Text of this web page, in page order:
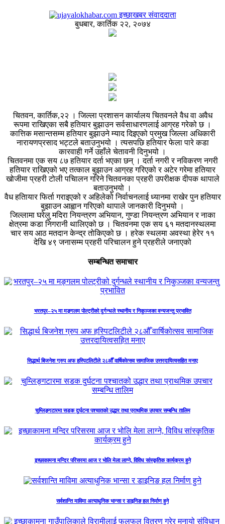
इच्छाखबर संवाददाता
बुधबार, कार्तिक २२, २०७४
चितवन, कार्तिक,२२ । जिल्ला प्रशासन कार्यालय चितवनले वैध वा अवैध
रूपमा राखिएका सबै हतियार बुझाउन सर्वसाधारणलाई आग्रह गरेको छ ।
कात्तिक मसान्तसम्म हतियार बुझाउने म्याद दिइएको प्रमुख जिल्ला अधिकारी
नारायणप्रसाद भट्टले बताउनुभयो । त्यसपछि हतियार फेला पारे कडा
कारवाही गर्ने उहाँले चेतावनी दिनुभयो ।
चितवनमा एक सय ८७ हतियार दर्ता भएका छन् । दर्ता नगरी र नविकरण नगरी
हतियार राखिएको भए तत्काल बुझाउन आग्रह गरिएको र अटेर गरेमा हतियार
खोजीमा प्रहरी टोली पचिालन गरिने चितवनका प्रहरी उपरीक्षक दीपक थापाले
बताउनुभयो ।
वैध हतिायार फिर्ता गराइएको र अहिलेको निर्वाचनलाई ध्यानमा राखेर पुन हतियार
बुझाउन आह्वान गरिएको थापाले जानकारी दिनुभयो ।
जिल्लामा घरेलु मदिरा नियन्त्रण अभियान, गुण्डा नियन्त्रण अभियान र नाका
क्षेत्रमा कडा निगरानी थालिएको छ । चितवनमा एक सय ६१ मतदानस्थलमा
चार सय आठ मतदान केन्द्र तोकिएको छ । हरेक स्थलमा अवस्था हेरेर ११
देखि ४९ जनासम्म प्रहरी परिचालन हुने प्रहरीले जनाएको
सम्बन्धित समाचार
भरतपुर–२५ मा मङ्गलम पोल्ट्रीको दुर्गन्धले स्थानीय र निकुञ्जका वन्यजन्तु प्रभावित
सिद्धार्थ बिजनेश ग्रुप अफ हस्पिटलिटीले २८औँ वार्षिकोत्सव सामाजिक उत्तरदायित्वसहित मनाए
चुम्लिङ्गटारमा सडक दुर्घटना पश्चातको उद्धार तथा प्राथमिक उपचार सम्बन्धि तालिम
इच्छाकामना मन्दिर परिसरमा आज र भोलि मेला लाग्ने, विविध सांस्कृतिक कार्यक्रम हुने
सर्वशान्ति माविमा अत्याधुनिक भान्सा र डाइनिङ हल निर्माण हुने